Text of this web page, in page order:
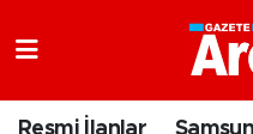
Resmi İlanlar